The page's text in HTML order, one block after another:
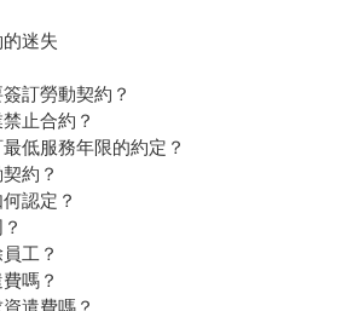
迷失
訂勞動契約？
止合約？
低服務年限的約定？
約？
認定？
工？
嗎？
遣費嗎？